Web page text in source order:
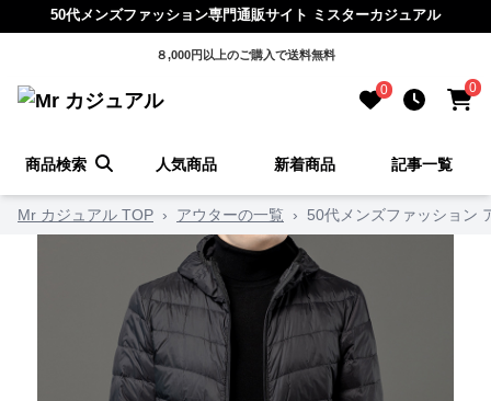
50代メンズファッション専門通販サイト ミスターカジュアル
８,000円以上のご購入で送料無料
0 0
商品検索 人気商品 新着商品 記事一覧
Mr カジュアル TOP › アウターの一覧 › 50代メンズファッション